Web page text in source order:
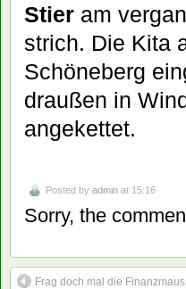
Stier am
strich. Die Kita
Schöneberg
draußen in
angekettet.
Posted by admin at 15:16
Sorry, the
Frag doch mal die Finanzmaus